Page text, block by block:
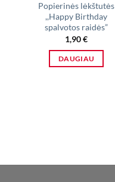
Popierinės lėkštutės
,,Happy Birthday
spalvotos raidės”
1,90€
DAUGIAU